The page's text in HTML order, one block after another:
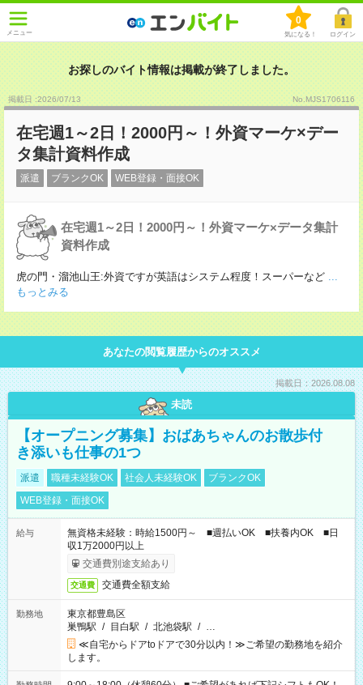
メニュー
0
気になる！ ログイン
お探しのバイト情報は掲載が終了しました。
掲載日 :2026/07/13 No.MJS1706116
在宅週1～2日！2000円～！外資マーケ×デー
タ集計資料作成
派遣 ブランクOK WEB登録・面接OK
在宅週1～2日！2000円～！外資マーケ×データ集計
資料作成
虎の門・溜池山王:外資ですが英語はシステム程度！スーパーなど ...
もっとみる
あなたの閲覧履歴からのオススメ
掲載日：2026.08.08
未読
【オープニング募集】おばあちゃんのお散歩付
き添いも仕事の1つ
派遣 職種未経験OK 社会人未経験OK
ブランクOK
WEB登録・面接OK
給与
無資格未経験：時給1500円～ ■週払いOK ■扶養内OK ■日
収1万2000円以上
交通費別途支給あり
交通費 交通費全額支給
勤務地
東京都豊島区
巣鴨駅 / 目白駅 / 北池袋駅 / …
≪自宅からドアtoドアで30分以内！≫ご希望の勤務地を紹介
します。